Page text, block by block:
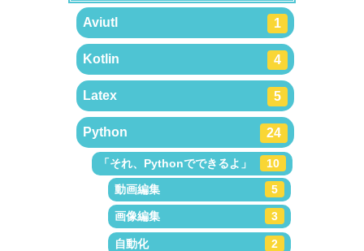
Aviutl 1
Kotlin 4
Latex 5
Python 24
「それ、Pythonでできるよ」
10
動画編集
5
画像編集 3
自動化 2